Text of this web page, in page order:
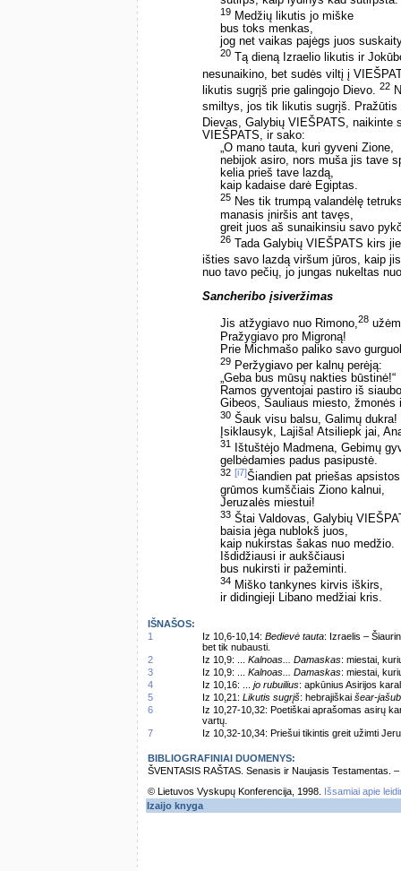
19 Medžių likutis jo miške
bus toks menkas,
jog net vaikas pajėgs juos
20 Tą dieną Izraelio likutis ir
nesunaikino, bet sudės viltį į
likutis sugrįš prie galingojo Dievo. 22
smiltys, jos tik likutis sugrįš.
Dievas, Galybių VIEŠPATS,
VIEŠPATS, ir sako:
„O mano tauta, kuri gyveni Zione,
nebijok asiro, nors muša jis tave
kelia prieš tave lazdą,
kaip kadaise darė Egiptas.
25 Nes tik trumpą valandėlę
manasis įniršis ant tavęs,
greit juos aš sunaikinsiu savo
26 Tada Galybių VIEŠPATS kirs
išties savo lazdą viršum jūros, kaip
nuo tavo pečių, jo jungas nukeltas
Sancheribo įsiveržimas
Jis atžygiavo nuo Rimono,28
Pražygiavo pro Migroną!
Prie Michmašo paliko savo
29 Peržygiavo per kalnų perėją:
„Geba bus mūsų nakties būstinė!“
Ramos gyventojai pastiro iš
Gibeos, Sauliaus miesto, žmonės
30 Šauk visu balsu, Galimų dukra!
Įsiklausyk, Lajiša! Atsiliepk jai,
31
Ištuštėjo Madmena, Gebimų
gelbėdamies padus pasipustė.
32 [i7]Šiandien pat priešas
grūmos kumščiais Ziono kalnui,
Jeruzalės miestui!
33 Štai Valdovas, Galybių
baisia jėga nublokš juos,
kaip nukirstas šakas nuo medžio.
Išdidžiausi ir aukščiausi
bus nukirsti ir pažeminti.
34 Miško tankynes kirvis iškirs,
ir didingieji Libano medžiai kris.
IŠNAŠOS:
1
Iz 10,6-10,14: Bedievė tauta: Izraelis –
bet tik nubausti.
2
Iz 10,9: ... Kalnoas... Damaskas: miestai,
3
Iz 10,9: ... Kalnoas... Damaskas: miestai,
4
Iz 10,16: ... jo rubuilius: apkūnius Asirijos
5
Iz 10,21: Likutis sugrįš: hebrajiškai šear-jašub
6
Iz 10,27-10,32: Poetiškai aprašomas asirų
vartų.
7
Iz 10,32-10,34: Priešui tikintis greit užimti
BIBLIOGRAFINIAI DUOMENYS:
ŠVENTASIS RAŠTAS. Senasis ir Naujasis Testamentas.
© Lietuvos Vyskupų Konferencija, 1998.
Išsamiai apie
Izaijo knyga